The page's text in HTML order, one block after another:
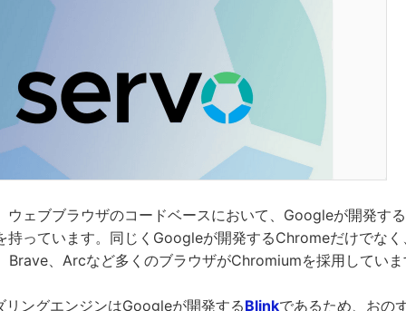
ウェブブラウザのコードベースにおいて、Googleが開発する
持っています。同じくGoogleが開発するChromeだけでな
Brave、Arcなど多くのブラウザがChromiumを採用してい
ングエンジンはGoogleが開発するBlinkであるため、おの